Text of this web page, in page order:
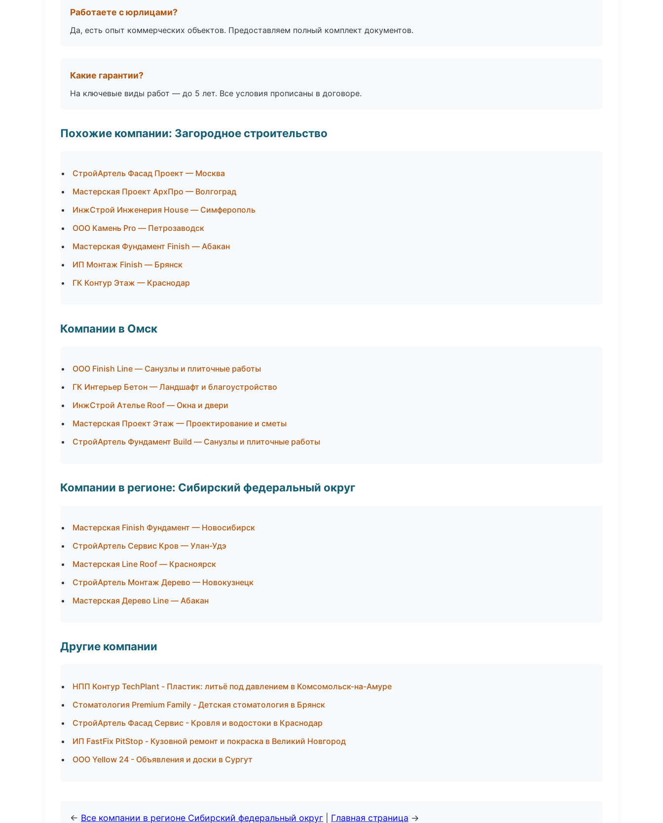
Работаете с юрлицами?
Да, есть опыт коммерческих объектов. Предоставляем полный комплект документов.
Какие гарантии?
На ключевые виды работ — до 5 лет. Все условия прописаны в договоре.
Похожие компании: Загородное строительство
СтройАртель Фасад Проект — Москва
Мастерская Проект АрхПро — Волгоград
ИнжСтрой Инженерия House — Симферополь
ООО Камень Pro — Петрозаводск
Мастерская Фундамент Finish — Абакан
ИП Монтаж Finish — Брянск
ГК Контур Этаж — Краснодар
Компании в Омск
ООО Finish Line — Санузлы и плиточные работы
ГК Интерьер Бетон — Ландшафт и благоустройство
ИнжСтрой Ателье Roof — Окна и двери
Мастерская Проект Этаж — Проектирование и сметы
СтройАртель Фундамент Build — Санузлы и плиточные работы
Компании в регионе: Сибирский федеральный округ
Мастерская Finish Фундамент — Новосибирск
СтройАртель Сервис Кров — Улан-Удэ
Мастерская Line Roof — Красноярск
СтройАртель Монтаж Дерево — Новокузнецк
Мастерская Дерево Line — Абакан
Другие компании
НПП Контур TechPlant - Пластик: литьё под давлением в Комсомольск-на-Амуре
Стоматология Premium Family - Детская стоматология в Брянск
СтройАртель Фасад Сервис - Кровля и водостоки в Краснодар
ИП FastFix PitStop - Кузовной ремонт и покраска в Великий Новгород
ООО Yellow 24 - Объявления и доски в Сургут
← Все компании в регионе Сибирский федеральный округ Главная страница →